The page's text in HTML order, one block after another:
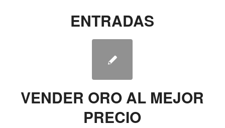
ENTRADAS
VENDER ORO AL MEJOR
PRECIO